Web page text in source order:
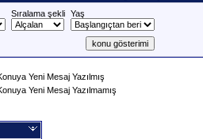
Sıralama şekli Yaş
Yeni Mesaj Yazılmış
Yeni Mesaj Yazılmamış